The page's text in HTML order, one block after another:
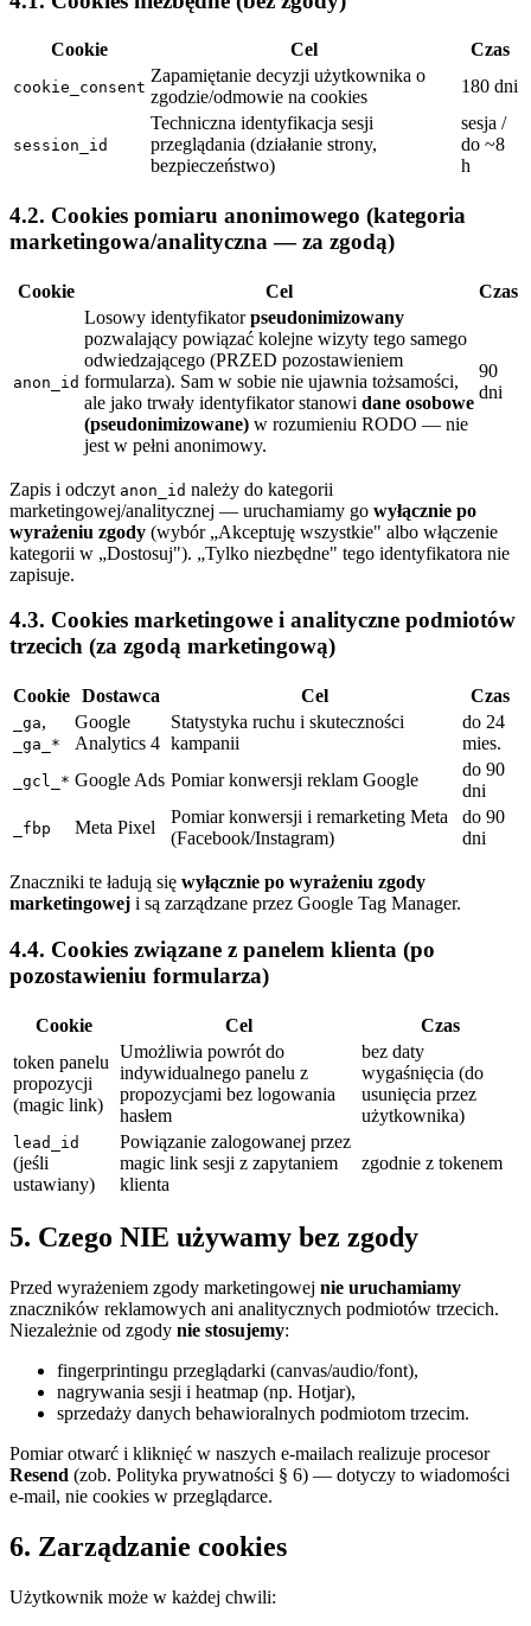
Cookie Cel Czas
cookie_consent
Zapamiętanie decyzji użytkownika o
zgodzie/odmowie na cookies
180 dni
session_id
Techniczna identyfikacja sesji
przeglądania (działanie strony,
bezpieczeństwo)
sesja /
do ~8
h
4.2. Cookies pomiaru anonimowego (kategoria
marketingowa/analityczna — za zgodą)
Cookie Cel Czas
anon_id
Losowy identyfikatorpseudonimizowany
pozwalający powiązać kolejne wizyty tego samego
odwiedzającego (PRZED pozostawieniem
formularza). Sam w sobie nie ujawnia tożsamości,
ale jako trwały identyfikator stanowi dane osobowe
(pseudonimizowane) w rozumieniu RODO — nie
jest w pełni anonimowy.
90
dni
Zapis i odczyt anon_id należy do kategorii
marketingowej/analitycznej — uruchamiamy go wyłącznie po
wyrażeniu zgody (wybór „Akceptuję wszystkie" albo włączenie
kategorii w „Dostosuj"). „Tylko niezbędne" tego identyfikatora nie
zapisuje.
4.3. Cookies marketingowe i analityczne podmiotów
trzecich (za zgodą marketingową)
Cookie Dostawca Cel Czas
_ga,
_ga_*
Google
Analytics 4
Statystyka ruchu i skuteczności
kampanii
do 24
mies.
_gcl_* Google Ads Pomiar konwersji reklam Google
do 90
dni
_fbp Meta Pixel
Pomiar konwersji i remarketing Meta
(Facebook/Instagram)
do 90
dni
Znaczniki te ładują się wyłącznie po wyrażeniu zgody
marketingowej i są zarządzane przez Google Tag Manager.
4.4. Cookies związane z panelem klienta (po
pozostawieniu formularza)
Cookie Cel
Czas
token panelu
propozycji
(magic link)
Umożliwia powrót do
indywidualnego panelu z
propozycjami bez logowania
hasłem
bez daty
wygaśnięcia (do
usunięcia przez
użytkownika)
lead_id
(jeśli
ustawiany)
Powiązanie zalogowanej przez
magic link sesji z zapytaniem
klienta
zgodnie z tokenem
5. Czego NIE używamy bez zgody
Przed wyrażeniem zgody marketingowej nie uruchamiamy
znaczników reklamowych ani analitycznych podmiotów trzecich.
Niezależnie od zgody nie stosujemy:
fingerprintingu przeglądarki (canvas/audio/font),
nagrywania sesji i heatmap (np. Hotjar),
sprzedaży danych behawioralnych podmiotom trzecim.
Pomiar otwarć i kliknięć w naszych e-mailach realizuje procesor
Resend (zob. Polityka prywatności § 6) — dotyczy to wiadomości
e-mail, nie cookies w przeglądarce.
6. Zarządzanie cookies
Użytkownik może w każdej chwili: